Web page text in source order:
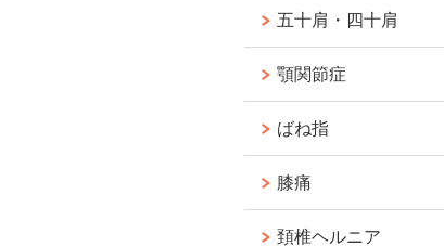
五十肩・四十肩
顎関節症
ばね指
膝痛
頚椎ヘルニア